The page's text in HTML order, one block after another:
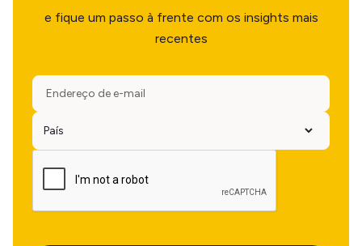
e fique um passo à frente com os insights mais
recentes